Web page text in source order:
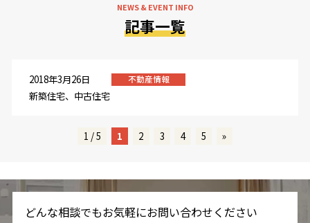
NEWS & EVENT INFO
記事一覧
2018年3月26日 不動産情報
新築住宅、中古住宅
1 / 5 1 2 3 4 5 »
どんな相談でもお気軽にお問い合わせください